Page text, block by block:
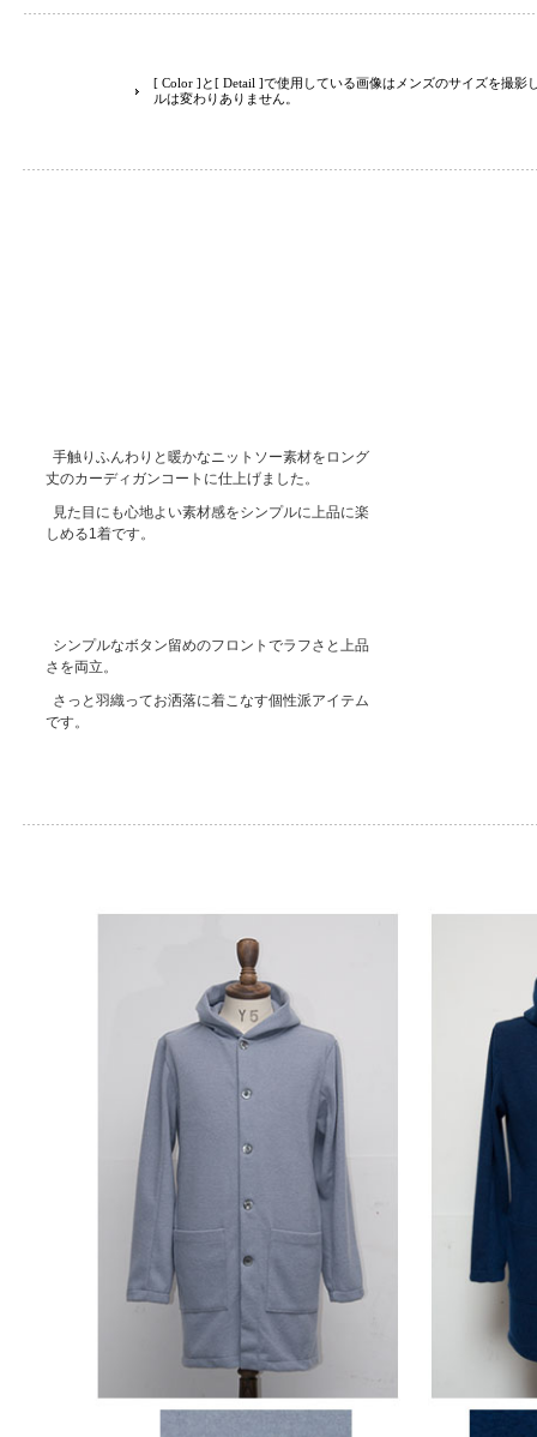
[ Color ]と[ Detail ]で使用している画像はメンズのサイズを撮影
ルは変わりありません。
手触りふんわりと暖かなニットソー素材をロング
丈のカーディガンコートに仕上げました。
見た目にも心地よい素材感をシンプルに上品に楽
しめる1着です。
シンプルなボタン留めのフロントでラフさと上品
さを両立。
さっと羽織ってお洒落に着こなす個性派アイテム
です。